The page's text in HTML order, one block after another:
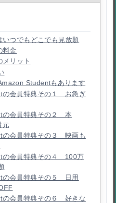
つでもどこでも見放題
料金
リット
Studentもあります
の会員特典その１ お急ぎ
の会員特典その２ 本
元
の会員特典その３ 映画も
の会員特典その４ 100万
の会員特典その５ 日用
の会員特典その６ 好きな